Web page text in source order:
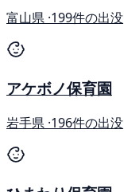
富山県 ·199件の出没
アケボノ保育園
岩手県 ·196件の出没